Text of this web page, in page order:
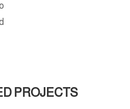
PROJECTS